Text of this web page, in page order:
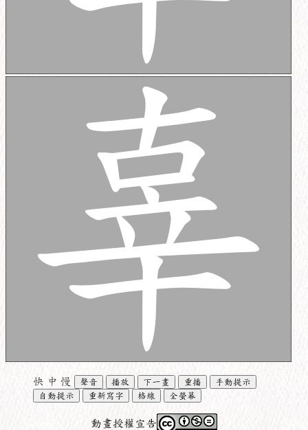
快 中 慢 聲音 播放 下一畫 重播
手動提示
自動提示
重新寫字 格線 全螢幕
動畫授權宣告